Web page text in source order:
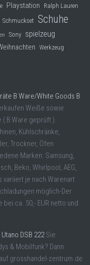
Playstation Ralph Lauren
Schmuckset Schuhe
Sony spielzeug
Werkzeug
B Ware/White Goods B
Weiße sowie
( B Ware geprüft ).
Kühlschränke,
Trockner, Öfen
Marken: Samsung,
Beko, Whirlpool, AEG,
variiert je nach Warenart
möglich-Der
ca. 50,- EUR netto und
DSB 222 Sie
& Mobilfunk? Dann
grosshandel-zentrum.de